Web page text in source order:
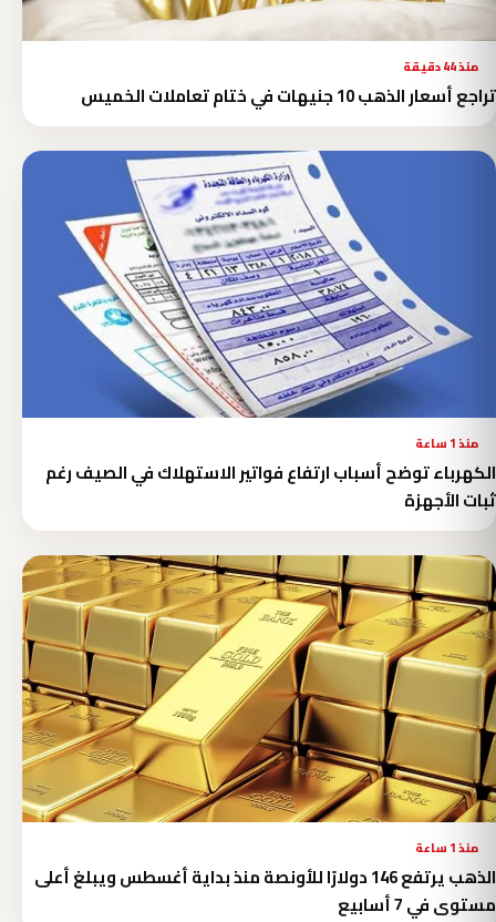
منذ 44 دقيقة
تراجع أسعار الذهب 10 جنيهات في ختام تعاملات الخميس
منذ 1 ساعة
الكهرباء توضح أسباب ارتفاع فواتير الاستهلاك في الصيف رغم
ثبات الأجهزة
منذ 1 ساعة
الذهب يرتفع 146 دولارًا للأونصة منذ بداية أغسطس ويبلغ أعلى
مستوى في 7 أسابيع